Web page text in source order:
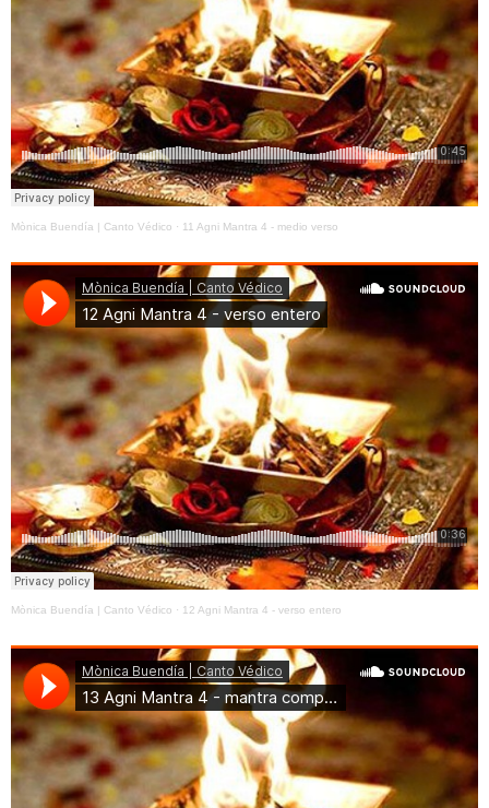
Mònica Buendía | Canto Védico · 11 Agni Mantra 4 - medio verso
Mònica Buendía | Canto Védico · 12 Agni Mantra 4 - verso entero